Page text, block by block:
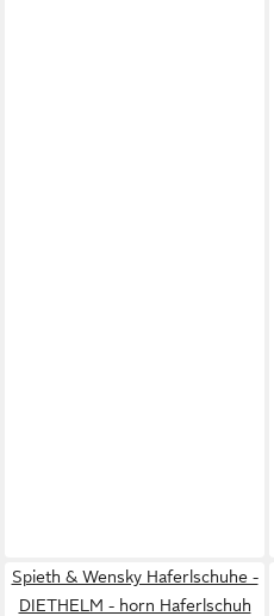
Spieth & Wensky Haferlschuhe -
DIETHELM - horn Haferlschuh